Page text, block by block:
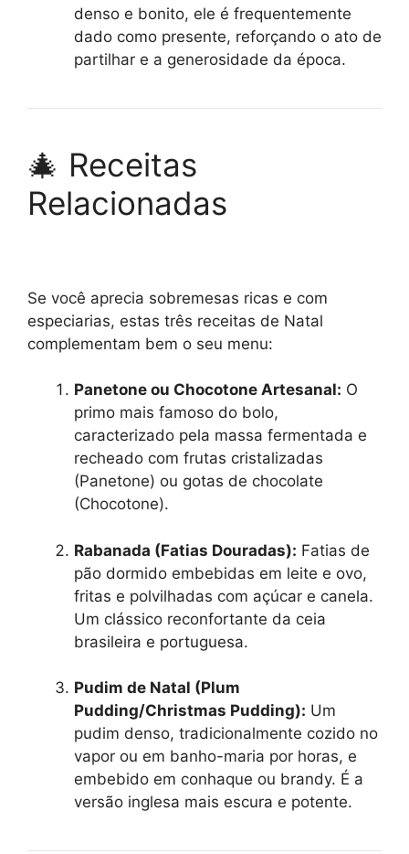
denso e bonito, ele é frequentemente
dado como presente, reforçando o ato de
partilhar e a generosidade da época.
🎄 Receitas
Relacionadas
Se você aprecia sobremesas ricas e com
especiarias, estas três receitas de Natal
complementam bem o seu menu:
Panetone ou Chocotone Artesanal: O
primo mais famoso do bolo,
caracterizado pela massa fermentada e
recheado com frutas cristalizadas
(Panetone) ou gotas de chocolate
(Chocotone).
Rabanada (Fatias Douradas): Fatias de
pão dormido embebidas em leite e ovo,
fritas e polvilhadas com açúcar e canela.
Um clássico reconfortante da ceia
brasileira e portuguesa.
Pudim de Natal (Plum
Pudding/Christmas Pudding): Um
pudim denso, tradicionalmente cozido no
vapor ou em banho-maria por horas, e
embebido em conhaque ou brandy. É a
versão inglesa mais escura e potente.